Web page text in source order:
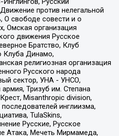
против нелегальной
О свободе совести и о
Омская организация
движения Русское
Братство, Клуб
Клуба Динамо,
религиозная организация
Русского народа
сектор, УНА - УНСО,
Тризуб им. Степана
Misanthropic division,
инглиизма,
TulaSkins,
Русские, Русское
Атака, Мечеть Мирмамеда,